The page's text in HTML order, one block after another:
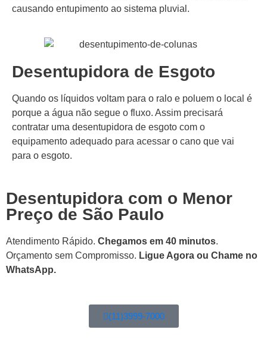
causando entupimento ao sistema pluvial.
Desentupidora de Esgoto
Quando os líquidos voltam para o ralo e poluem o local é
porque a água não segue o fluxo. Assim precisará
contratar uma desentupidora de esgoto com o
equipamento adequado para acessar o cano que vai
para o esgoto.
Desentupidora com o Menor
Preço de São Paulo
Atendimento Rápido. Chegamos em 40 minutos.
Orçamento sem Compromisso. Ligue Agora ou Chame no
WhatsApp.
(11)3999-7000